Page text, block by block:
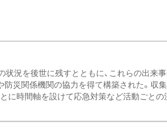
況を後世に残すとともに、これらの出来
防災関係機関の協力を得て構築された。収
に時間軸を設けて応急対策など活動ごとの